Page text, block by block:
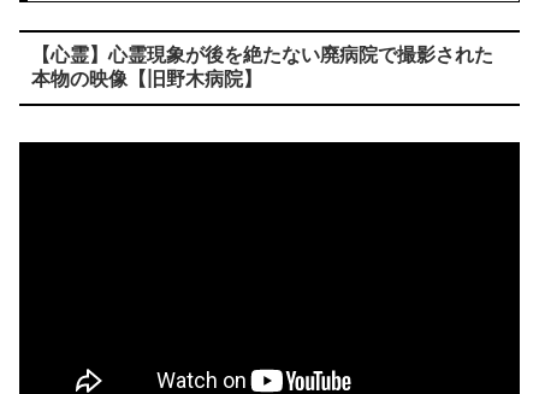
【心霊】心霊現象が後を絶たない廃病院で撮影された
本物の映像【旧野木病院】